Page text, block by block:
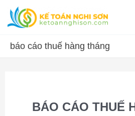
Skip
content
báo cáo thuế hàng tháng
BÁO CÁO THUẾ